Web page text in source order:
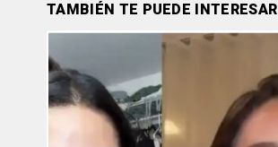
TAMBIÉN TE PUEDE INTERESAR